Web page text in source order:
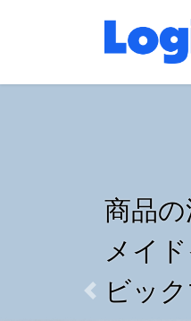
商品
メイ
ビッ
Previous